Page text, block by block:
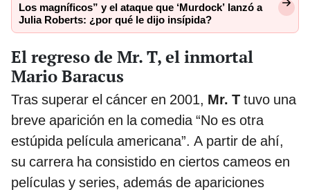
Los magníficos” y el ataque que ‘Murdock’ lanzó a
Julia Roberts: ¿por qué le dijo insípida?
El regreso de Mr. T, el inmortal
Mario Baracus
Tras superar el cáncer en 2001, Mr. T tuvo una
breve aparición en la comedia “No es otra
estúpida película americana”. A partir de ahí,
su carrera ha consistido en ciertos cameos en
películas y series, además de apariciones